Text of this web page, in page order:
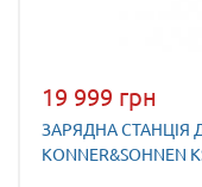
19 999 грн
ЗАРЯДНА СТАНЦІЯ
KONNER&SOHNEN